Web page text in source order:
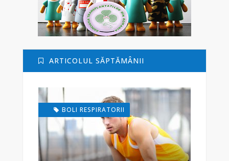
ARTICOLUL SĂPTĂMÂNII
BOLI RESPIRATORII